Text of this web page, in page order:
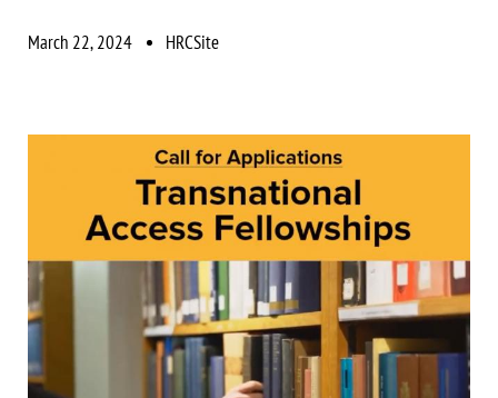
March 22, 2024 HRCSite